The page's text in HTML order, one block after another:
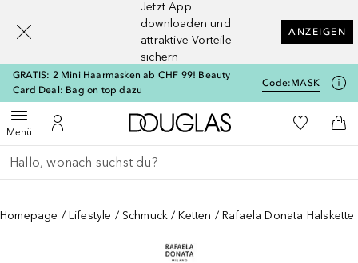
Jetzt App
downloaden und
attraktive Vorteile
sichern
ANZEIGEN
GRATIS: 2 Mini Haarmasken ab CHF 99! Beauty
Card Deal: Bag on top dazu
Code:MASK
MenüMenü öffnenZu Meinem Kundenkonto
Zur Douglas Startseite
Zu Meiner
Gehe zurück
Suche ausführen
Homepage Lifestyle Schmuck Ketten Rafaela Donata
[navigation.slideout.screenreader]